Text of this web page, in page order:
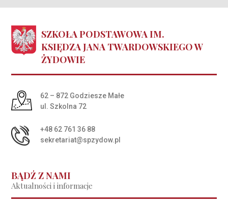
SZKOŁA PODSTAWOWA IM.
KSIĘDZA JANA TWARDOWSKIEGO W
ŻYDOWIE
Adres pocztowy:
62 – 872 Godziesze Małe
ul. Szkolna 72
+48 62 761 36 88
sekretariat@spzydow.pl
BĄDŹ Z NAMI
Aktualności i informacje